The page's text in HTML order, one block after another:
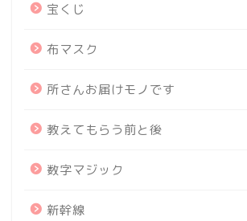
宝くじ
布マスク
所さんお届けモノです
教えてもらう前と後
数字マジック
新幹線